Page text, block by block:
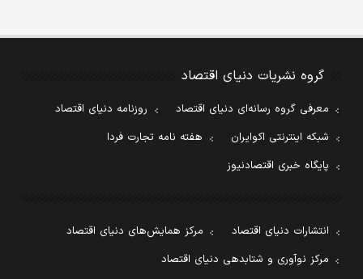
گروه نشریات دنیای اقتصاد
معرفی گروه رسانه‌ای دنیای اقتصاد
روزنامه دنیای اقتصاد
شبکه اینترنتی اکوایران
هفته نامه تجارت فردا
پایگاه خبری اقتصادنیوز
انتشارات دنیای اقتصاد
مرکز همایش‌های دنیای اقتصاد
مرکز نوآوری و شتابدهی دنیای اقتصاد